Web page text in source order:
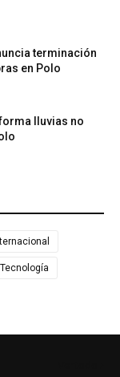
terminación
en Polo
lluvias no
Tecnología